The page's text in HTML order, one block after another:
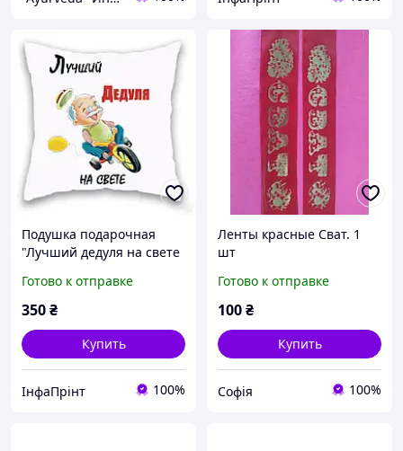
Подушка подарочная
"Лучший дедуля на свете
Готово к отправке
350₴
Купить
ІнфаПрінт 100%
Ленты красные Сват. 1
шт
Готово к отправке
100₴
Купить
Софія 100%